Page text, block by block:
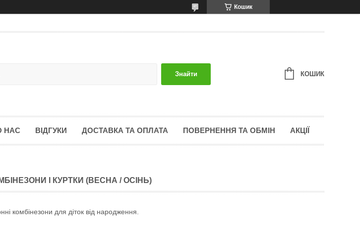
Кошик
Знайти КОШИК
НАС ВІДГУКИ ДОСТАВКА ТА ОПЛАТА ПОВЕРНЕННЯ ТА ОБМІН АКЦІЇ
І КУРТКИ (ВЕСНА / ОСІНЬ)
комбінезони для діток від народження.